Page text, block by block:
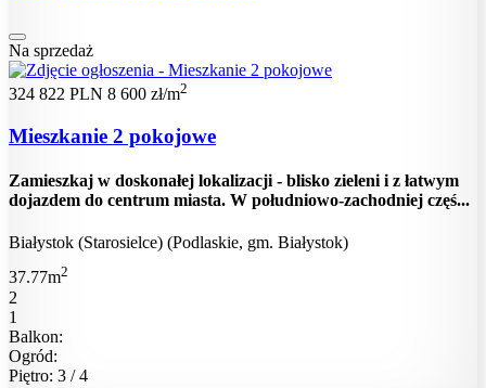
Na sprzedaż
324 822 PLN 8 600 zł/m2
Mieszkanie 2 pokojowe
Zamieszkaj w doskonałej lokalizacji - blisko zieleni i z łatwym
dojazdem do centrum miasta. W południowo-zachodniej częś...
Białystok (Starosielce) (Podlaskie, gm. Białystok)
37.77m2
2
1
Balkon:
Ogród:
Piętro: 3 / 4